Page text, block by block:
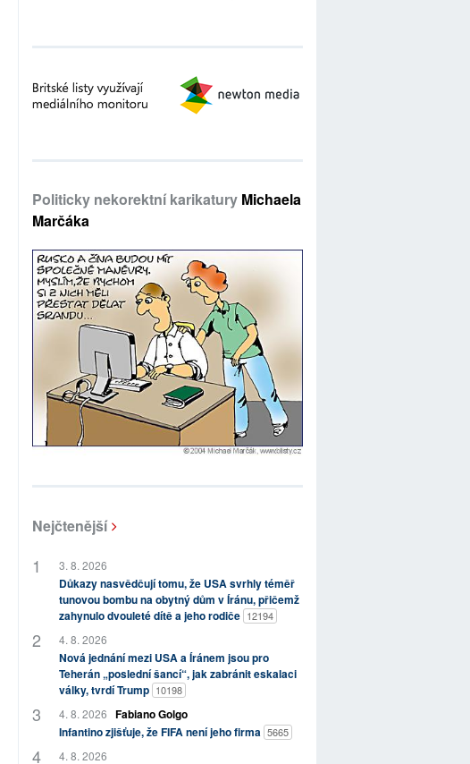
Politicky nekorektní karikatury Michaela
Marčáka
Nejčtenější
3. 8. 2026
Důkazy nasvědčují tomu, že USA svrhly téměř
tunovou bombu na obytný dům v Íránu, přičemž
zahynulo dvouleté dítě a jeho rodiče 12194
4. 8. 2026
Nová jednání mezi USA a Íránem jsou pro
Teherán „poslední šancí“, jak zabránit eskalaci
války, tvrdí Trump 10198
4. 8. 2026 Fabiano Golgo
Infantino zjišťuje, že FIFA není jeho firma 5665
4. 8. 2026